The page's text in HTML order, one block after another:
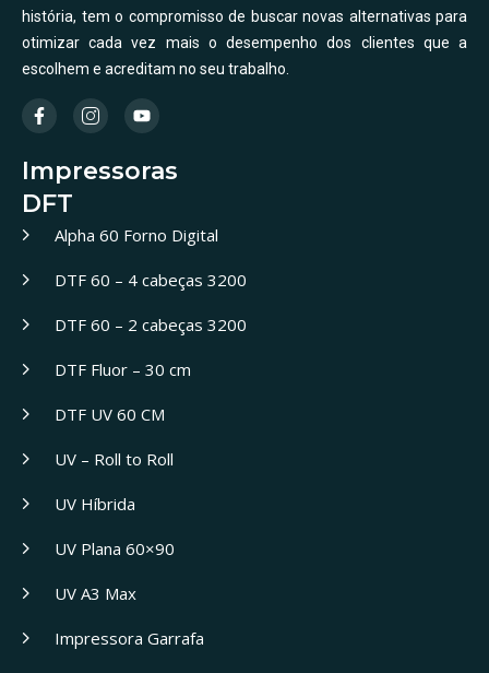
história, tem o compromisso de buscar novas alternativas para
otimizar cada vez mais o desempenho dos clientes que a
escolhem e acreditam no seu trabalho.
Impressoras
DFT
Alpha 60 Forno Digital
DTF 60 – 4 cabeças 3200
DTF 60 – 2 cabeças 3200
DTF Fluor – 30 cm
DTF UV 60 CM
UV – Roll to Roll
UV Híbrida
UV Plana 60×90
UV A3 Max
Impressora Garrafa